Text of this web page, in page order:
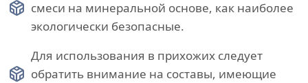
смеси на минеральной основе, как наиболее
экологически безопасные.
Для использования в прихожих следует
обратить внимание на составы, имеющие